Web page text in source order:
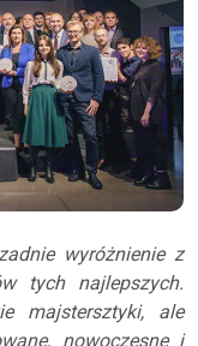
wyróżnienie z
tych najlepszych.
majstersztyki, ale
nowoczesne i